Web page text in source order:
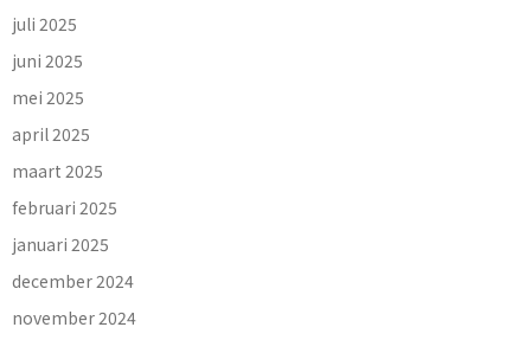
juli 2025
juni 2025
mei 2025
april 2025
maart 2025
februari 2025
januari 2025
december 2024
november 2024